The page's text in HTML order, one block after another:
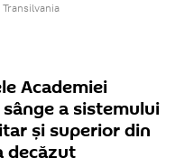
Academiei
a sistemului
şi superior din
decăzut